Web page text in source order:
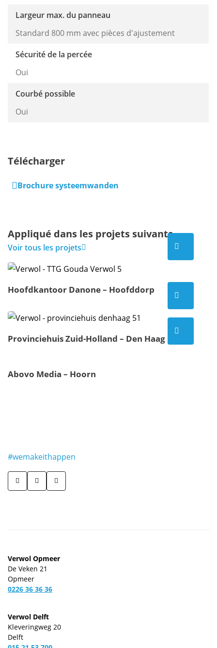
Largeur max. du panneau
Standard 800 mm avec pièces d'ajustement
Sécurité de la percée
Oui
Courbé possible
Oui
Télécharger
Brochure systeemwanden
Appliqué dans les projets suivants
Voir tous les projetsVoir la page
Hoofdkantoor Danone – Hoofddorp
Voir la page
Provinciehuis Zuid-Holland – Den Haag
Abovo Media – Hoorn
#wemakeithappen
Verwol Opmeer
De Veken 21
Opmeer
0226 36 36 36
Verwol Delft
Kleveringweg 20
Delft